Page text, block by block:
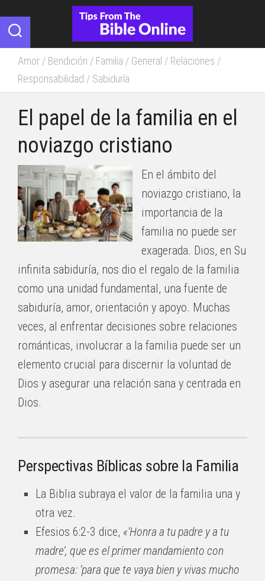
to
content
Amor / Bendición / Familia / General / Relaciones /
Responsabilidad / Sabiduría
El papel de la familia en el
noviazgo cristiano
En el ámbito del
noviazgo cristiano, la
importancia de la
familia no puede ser
exagerada. Dios, en Su
infinita sabiduría, nos dio el regalo de la familia
como una unidad fundamental, una fuente de
sabiduría, amor, orientación y apoyo. Muchas
veces, al enfrentar decisiones sobre relaciones
románticas, involucrar a la familia puede ser un
elemento crucial para discernir la voluntad de
Dios y asegurar una relación sana y centrada en
Dios.
Perspectivas Bíblicas sobre la Familia
La Biblia subraya el valor de la familia una y
otra vez.
Efesios 6:2-3 dice, «‘Honra a tu padre y a tu
madre’, que es el primer mandamiento con
promesa: ‘para que te vaya bien y vivas mucho